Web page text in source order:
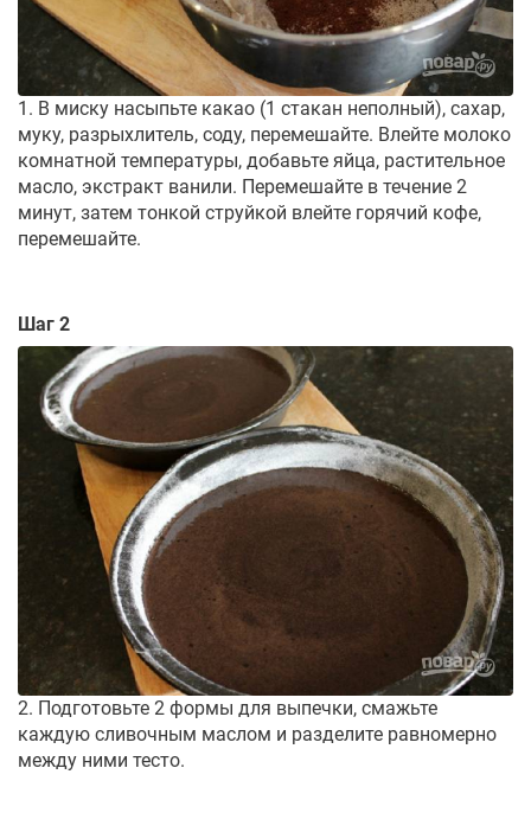
1. В миску насыпьте какао (1 стакан неполный), сахар,
муку, разрыхлитель, соду, перемешайте. Влейте молоко
комнатной температуры, добавьте яйца, растительное
масло, экстракт ванили. Перемешайте в течение 2
минут, затем тонкой струйкой влейте горячий кофе,
перемешайте.
Шаг 2
2. Подготовьте 2 формы для выпечки, смажьте
каждую сливочным маслом и разделите равномерно
между ними тесто.